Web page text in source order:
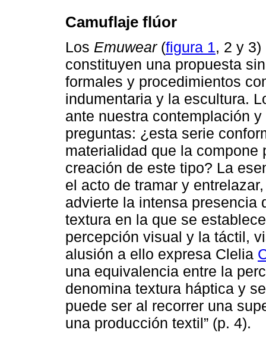
Camuflaje flúor
Los Emuwear(figura 1, 2 y
constituyen una propuesta
formales y procedimientos
indumentaria y la escultura.
ante nuestra contemplación
preguntas: ¿esta serie
materialidad que la
creación de este tipo? La
el acto de tramar y
advierte la intensa presencia
textura en la que se
percepción visual y la táctil,
alusión a ello expresa Clelia
una equivalencia entre la
denomina textura háptica y
puede ser al recorrer una
una producción textil” (p. 4).